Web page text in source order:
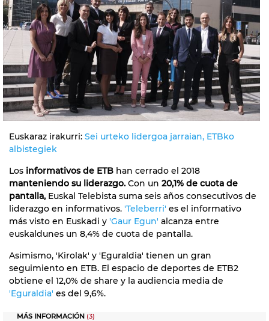
Euskaraz irakurri: Sei urteko lidergoa jarraian, ETBko
albistegiek
Los informativos de ETB han cerrado el 2018
manteniendo su liderazgo. Con un 20,1% de cuota de
pantalla, Euskal Telebista suma seis años consecutivos de
liderazgo en informativos. 'Teleberri' es el informativo
más visto en Euskadi y 'Gaur Egun' alcanza entre
euskaldunes un 8,4% de cuota de pantalla.
Asimismo, 'Kirolak' y 'Eguraldia' tienen un gran
seguimiento en ETB. El espacio de deportes de ETB2
obtiene el 12,0% de share y la audiencia media de
'Eguraldia' es del 9,6%.
MÁS INFORMACIÓN (3)